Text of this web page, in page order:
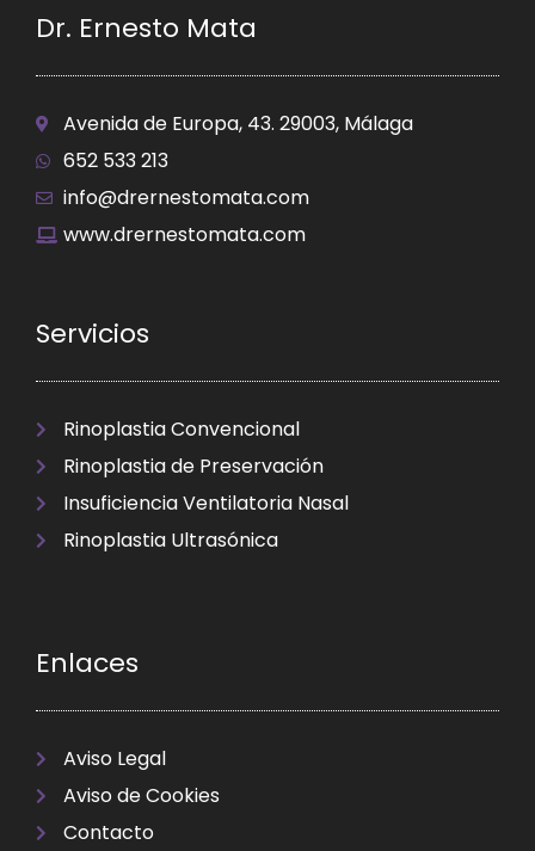
Dr. Ernesto Mata
Avenida de Europa, 43. 29003, Málaga
652 533 213
info@drernestomata.com
www.drernestomata.com
Servicios
Rinoplastia Convencional
Rinoplastia de Preservación
Insuficiencia Ventilatoria Nasal
Rinoplastia Ultrasónica
Enlaces
Aviso Legal
Aviso de Cookies
Contacto